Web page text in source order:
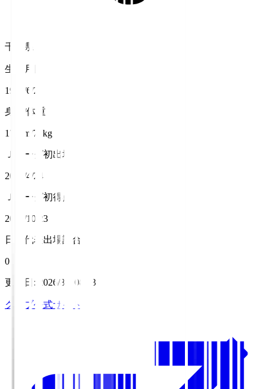
千葉県
生年月日
1998/6/2
身長/体重
177cm/71kg
Ｊリーグ初出場
2016/4/24
Ｊリーグ初得点
2016/10/23
日本代表出場試合数
0
更新日 : 2026/8/6 08:03
クラブ公式サイト